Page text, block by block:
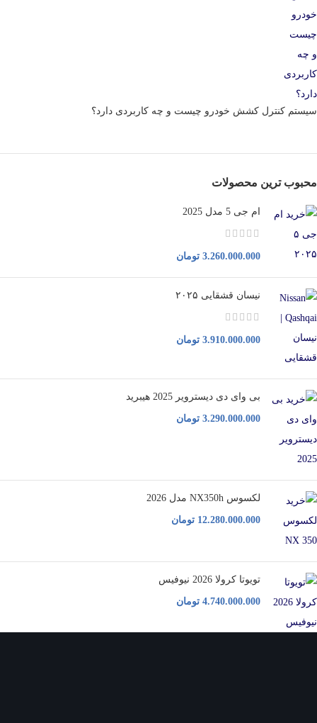
سیستم کنترل کشش خودرو چیست و چه کاربردی دارد؟
محبوب ترین محصولات
ام جی 5 مدل 2025
3.260.000.000 تومان
نیسان قشقایی ۲۰۲۵
3.910.000.000 تومان
بی وای دی دیسترویر 2025 هیبرید
3.290.000.000 تومان
لکسوس NX350h مدل 2026
12.280.000.000 تومان
تویوتا کرولا 2026 نیوفیس
4.740.000.000 تومان